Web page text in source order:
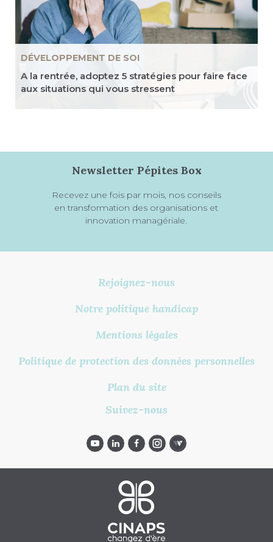
DÉVELOPPEMENT DE SOI
A la rentrée, adoptez 5 stratégies pour faire face
aux situations qui vous stressent
Rejoignez-nous
Notre politique handicap
Mentions légales
Politique de protection des données personnelles
Plan du site
Suivez-nous
Newsletter Pépites Box
Recevez une fois par mois, nos conseils
en transformation des organisations et
innovation managériale.